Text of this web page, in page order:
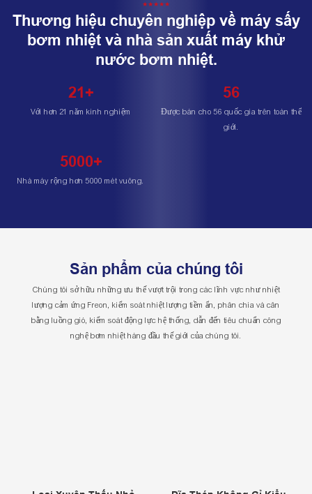
★★★★★
Thương hiệu chuyên nghiệp về máy sấy
bơm nhiệt và nhà sản xuất máy khử
nước bơm nhiệt.
21+
Với hơn 21 năm kinh nghiệm
56
Được bán cho 56 quốc gia trên toàn thế
giới.
5000+
Nhà máy rộng hơn 5000 mét vuông.
Sản phẩm của chúng tôi
Chúng tôi sở hữu những ưu thế vượt trội trong các lĩnh vực như nhiệt
lượng cảm ứng Freon, kiểm soát nhiệt lượng tiềm ẩn, phân chia và cân
bằng luồng gió, kiểm soát động lực hệ thống, dẫn đến tiêu chuẩn công
nghệ bơm nhiệt hàng đầu thế giới của chúng tôi.